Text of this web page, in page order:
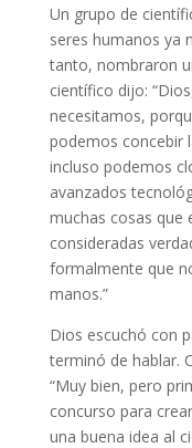
Un grupo de
seres humanos ya
tanto, nombraron
científico dijo:
necesitamos,
podemos concebir
incluso podemos
avanzados
muchas cosas que
consideradas
formalmente que
manos.”
Dios escuchó con
terminó de hablar.
“Muy bien, pero
concurso para
una buena idea al